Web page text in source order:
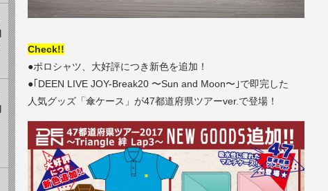
Check!!
●ポロシャツ、大好評につき新色を追加！
●｢ DEEN LIVE JOY-Break20 〜Sun and Moon〜｣で即完した
人気グッズ「傘ケース」が47都道府県ツアーver.で登場！